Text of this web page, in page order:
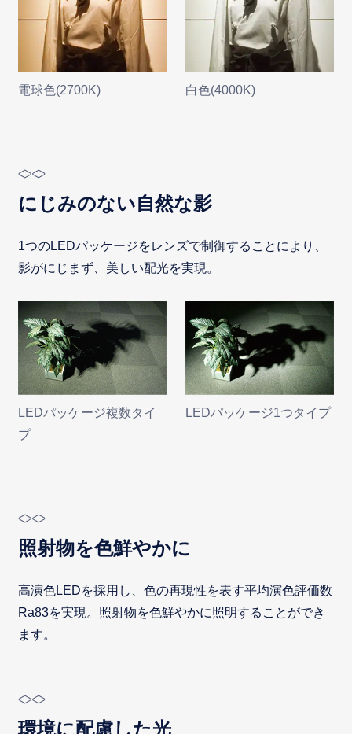
電球色(2700K) 白色(4000K)
にじみのない自然な影
1つのLEDパッケージをレンズで制御することにより、
影がにじまず、美しい配光を実現。
LEDパッケージ複数タイ
プ
LEDパッケージ1つタイプ
照射物を色鮮やかに
高演色LEDを採用し、色の再現性を表す平均演色評価数
Ra83を実現。照射物を色鮮やかに照明することができ
ます。
環境に配慮した光